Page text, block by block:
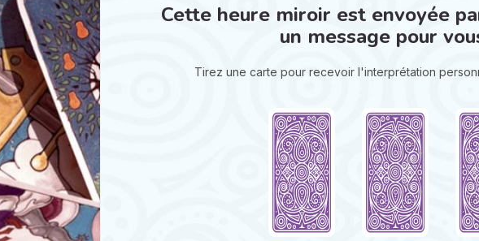
Cette heure miroir est envoyée
un message pour
Tirez une carte pour recevoir l'interprétation